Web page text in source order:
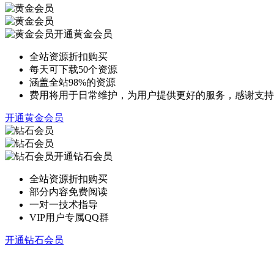
开通黄金会员
全站资源折扣购买
每天可下载50个资源
涵盖全站98%的资源
费用将用于日常维护，为用户提供更好的服务，感谢支持
开通黄金会员
开通钻石会员
全站资源折扣购买
部分内容免费阅读
一对一技术指导
VIP用户专属QQ群
开通钻石会员